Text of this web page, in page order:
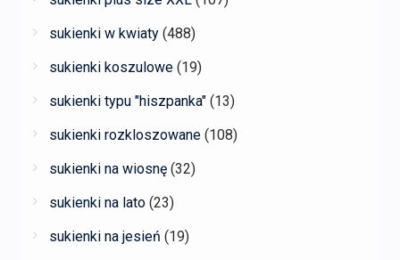
sukienki w kwiaty (488)
sukienki koszulowe (19)
sukienki typu "hiszpanka" (13)
sukienki rozkloszowane (108)
sukienki na wiosnę (32)
sukienki na lato (23)
sukienki na jesień (19)